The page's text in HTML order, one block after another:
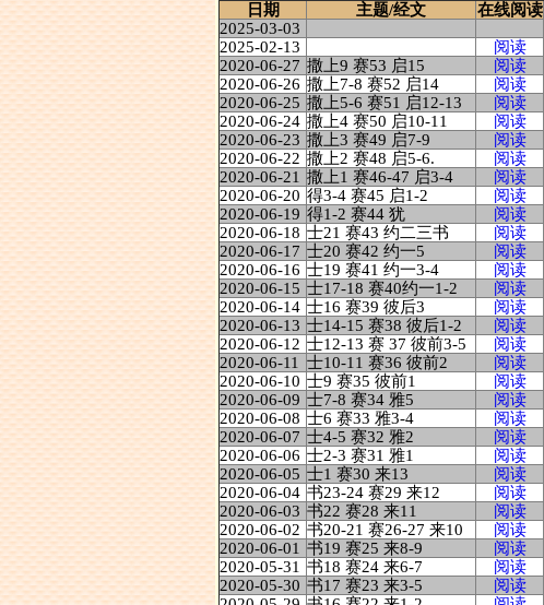
日期 主题/经文 在线阅读
2025-03-03
2025-02-13
阅读
2020-06-27 撒上9 赛53 启15 阅读
2020-06-26 撒上7-8 赛52 启14 阅读
2020-06-25 撒上5-6 赛51 启12-13 阅读
2020-06-24 撒上4 赛50 启10-11 阅读
2020-06-23 撒上3 赛49 启7-9 阅读
2020-06-22 撒上2 赛48 启5-6. 阅读
2020-06-21 撒上1 赛46-47 启3-4 阅读
2020-06-20 得3-4 赛45 启1-2 阅读
2020-06-19 得1-2 赛44 犹 阅读
2020-06-18 士21 赛43 约二三书 阅读
2020-06-17 士20 赛42 约一5 阅读
2020-06-16 士19 赛41 约一3-4 阅读
2020-06-15 士17-18 赛40约一1-2 阅读
2020-06-14 士16 赛39 彼后3 阅读
2020-06-13 士14-15 赛38 彼后1-2 阅读
2020-06-12 士12-13 赛 37 彼前3-5 阅读
2020-06-11
士10-11 赛36 彼前2 阅读
2020-06-10 士9 赛35 彼前1 阅读
2020-06-09 士7-8 赛34 雅5 阅读
2020-06-08 士6 赛33 雅3-4 阅读
2020-06-07 士4-5 赛32 雅2 阅读
2020-06-06 士2-3 赛31 雅1 阅读
2020-06-05 士1 赛30 来13 阅读
2020-06-04 书23-24 赛29 来12 阅读
2020-06-03 书22 赛28 来11 阅读
2020-06-02 书20-21 赛26-27 来10 阅读
2020-06-01 书19 赛25 来8-9 阅读
2020-05-31 书18 赛24 来6-7 阅读
2020-05-30 书17 赛23 来3-5 阅读